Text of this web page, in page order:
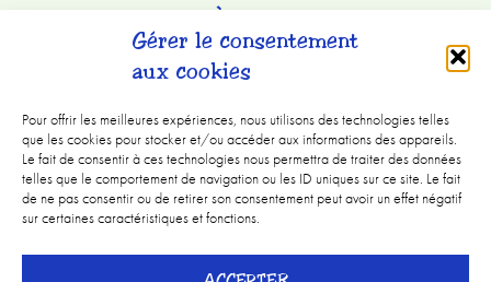
Gérer le consentement
aux cookies
Pour offrir les meilleures expériences, nous utilisons des technologies telles
que les cookies pour stocker et/ou accéder aux informations des appareils.
Le fait de consentir à ces technologies nous permettra de traiter des données
telles que le comportement de navigation ou les ID uniques sur ce site. Le fait
de ne pas consentir ou de retirer son consentement peut avoir un effet négatif
sur certaines caractéristiques et fonctions.
À Propos